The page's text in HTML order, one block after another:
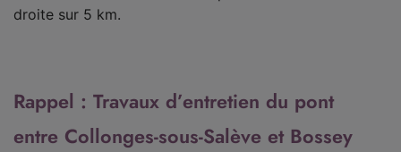
droite sur 5 km.
Rappel : Travaux d’entretien du pont
entre Collonges-sous-Salève et Bossey